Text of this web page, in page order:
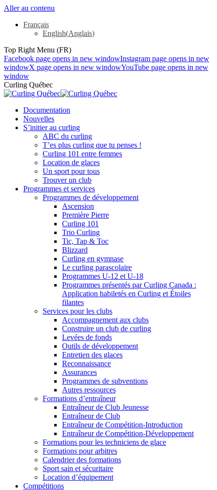
Aller au contenu
Français
English(Anglais)
Top Right Menu (FR)
Facebook page opens in new windowInstagram page opens in new
windowX page opens in new windowYouTube page opens in new
window
Curling Québec
Documentation
Nouvelles
S’initier au curling
ABC du curling
T’es plus curling que tu penses !
Curling 101 entre femmes
Location de glaces
Un sport pour tous
Trouver un club
Programmes et services
Programmes de développement
Ascension
Première Pierre
Curling 101
Trio Curling
Tic, Tap & Toc
Blizzard
Curling en gymnase
Le curling parascolaire
Programmes U-12 et U-18
Programmes présentés par Curling Canada :
Application habiletés en Curling et Étoiles
filantes
Services pour les clubs
Accompagnement aux clubs
Construire un club de curling
Levées de fonds
Outils de développement
Entretien des glaces
Reconnaissance
Assurances
Programmes de subventions
Autres ressources
Formations d’entraîneur
Entraîneur de Club Jeunesse
Entraîneur de Club
Entraîneur de Compétition-Introduction
Entraîneur de Compétition-Développement
Formations pour les techniciens de glace
Formations pour arbitres
Calendrier des formations
Sport sain et sécuritaire
Location d’équipement
Compétitions